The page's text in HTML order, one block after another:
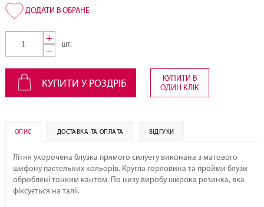
+
−
шт.
КУПИТИ У РОЗДРІБ
КУПИТИ В
ОДИН КЛІК
ОПИС ДОСТАВКА ТА ОПЛАТА ВІДГУКИ
Літня укорочена блузка прямого силуету виконана з матового
шифону пастельних кольорів. Кругла горловина та пройми блузи
оброблені тонким кантом. По низу виробу широка резинка, яка
фіксується на талії.